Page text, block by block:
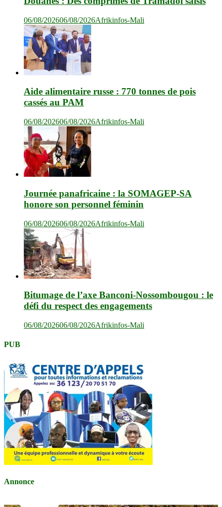
06/08/202606/08/2026Afrikinfos-Mali
Aide alimentaire russe : 770 tonnes de pois
cassés au PAM
06/08/202606/08/2026Afrikinfos-Mali
Journée panafricaine : la SOMAGEP-SA
honore son personnel féminin
06/08/202606/08/2026Afrikinfos-Mali
Bitumage de l’axe Banconi-Nossombougou : le
défi du respect des engagements
06/08/202606/08/2026Afrikinfos-Mali
PUB
Annonce